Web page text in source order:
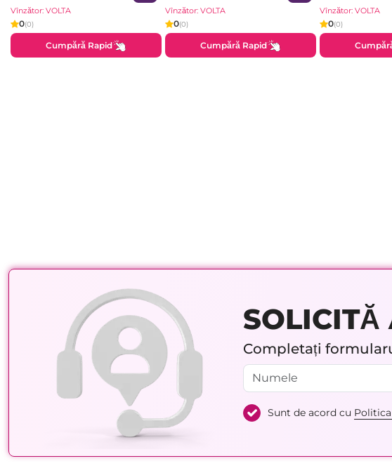
Vînzător: VOLTA
0(0)
Cumpără Rapid
Vînzător: VOLTA
0(0)
Cumpără Rapid
Vînzător: VOLTA
0(0)
SOLICITĂ
Completați
Sunt de acord cu